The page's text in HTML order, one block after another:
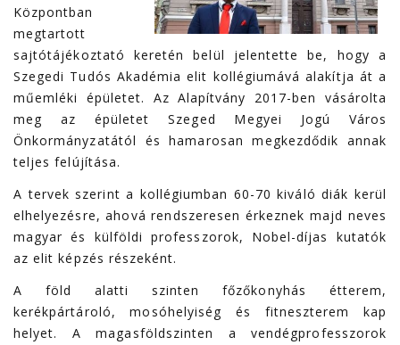
Központban
megtartott
sajtótájékoztató keretén belül jelentette be, hogy a
Szegedi Tudós Akadémia elit kollégiumává alakítja át a
műemléki épületet. Az Alapítvány 2017-ben vásárolta
meg az épületet Szeged Megyei Jogú Város
Önkormányzatától és hamarosan megkezdődik annak
teljes felújítása.
A tervek szerint a kollégiumban 60-70 kiváló diák kerül
elhelyezésre, ahová rendszeresen érkeznek majd neves
magyar és külföldi professzorok, Nobel-díjas kutatók
az elit képzés részeként.
A föld alatti szinten főzőkonyhás étterem,
kerékpártároló, mosóhelyiség és fitneszterem kap
helyet. A magasföldszinten a vendégprofesszorok